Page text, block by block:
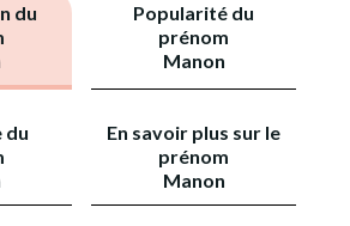
du
Popularité du
prénom
Manon
du
En savoir plus sur le
prénom
Manon